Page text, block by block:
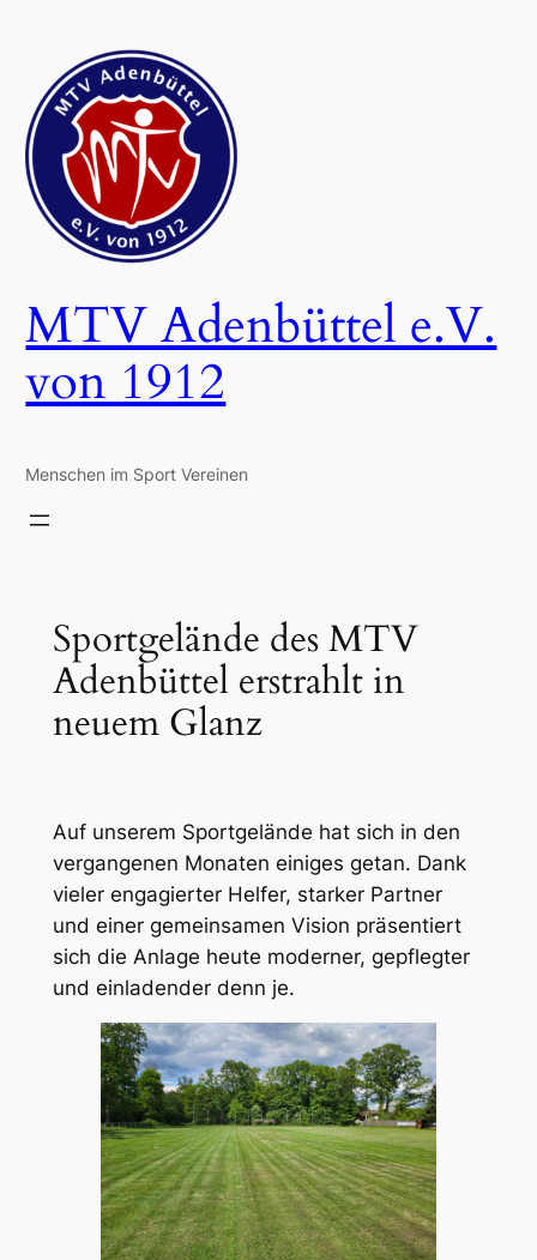
springen
MTV Adenbüttel e.V.
von 1912
Menschen im Sport Vereinen
Sportgelände des MTV
Adenbüttel erstrahlt in
neuem Glanz
Auf unserem Sportgelände hat sich in den
vergangenen Monaten einiges getan. Dank
vieler engagierter Helfer, starker Partner
und einer gemeinsamen Vision präsentiert
sich die Anlage heute moderner, gepflegter
und einladender denn je.